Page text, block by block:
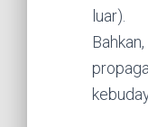
luar).